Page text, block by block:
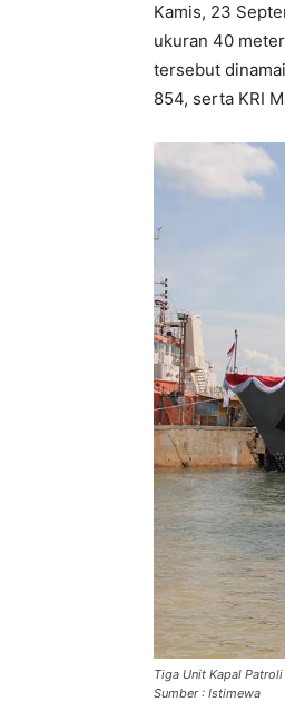
Kamis, 23
ukuran 40
tersebut
854, serta KRI
Tiga Unit Kapal
Sumber : Istimewa